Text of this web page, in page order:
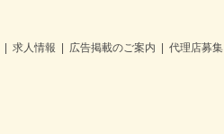
求人情報 広告掲載のご案内 代理店募集